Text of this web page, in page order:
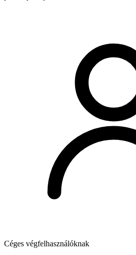
Céges végfelhasználóknak